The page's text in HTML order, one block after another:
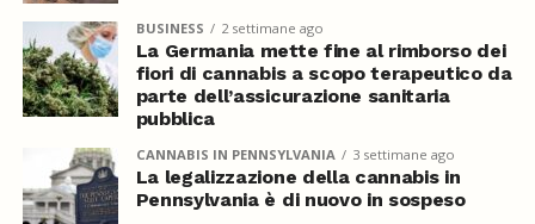
BUSINESS 2 settimane ago
La Germania mette fine al rimborso dei
fiori di cannabis a scopo terapeutico da
parte dell’assicurazione sanitaria
pubblica
CANNABIS IN PENNSYLVANIA 3 settimane ago
La legalizzazione della cannabis in
Pennsylvania è di nuovo in sospeso